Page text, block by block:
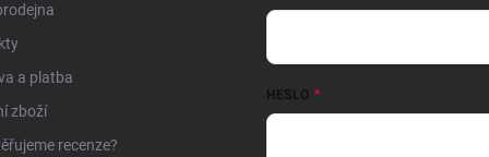
a platba
zboží
recenze?
HESLO